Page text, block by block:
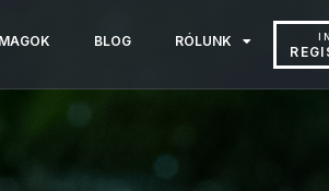
BLOG RÓLUNK